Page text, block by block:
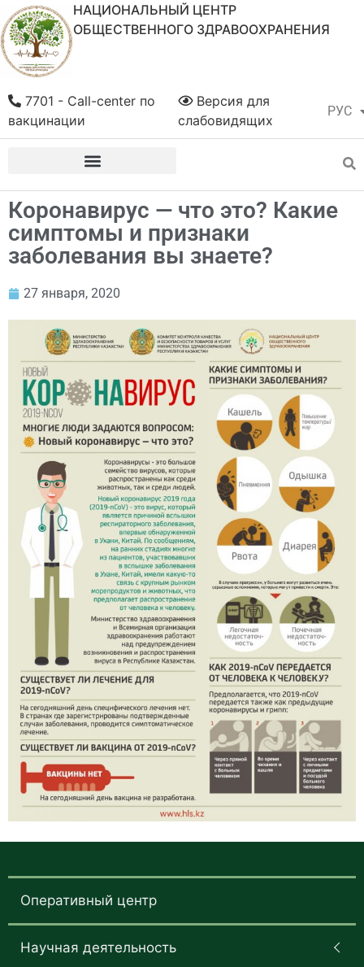
НАЦИОНАЛЬНЫЙ ЦЕНТР
ОБЩЕСТВЕННОГО ЗДРАВООХРАНЕНИЯ
РУС
ҚАЗ
Версия для
слабовидящих
7701 - Call-center по
вакцинации
Коронавирус — что это? Какие
симптомы и признаки
заболевания вы знаете?
27 января, 2020
Оперативный центр
Научная деятельность